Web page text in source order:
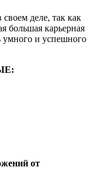
деле, так как
большая карьерная
умного и успешного
от